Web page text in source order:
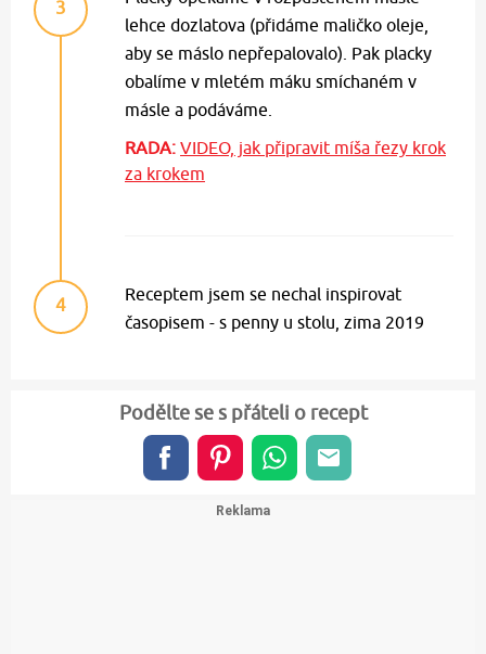
3
lehce dozlatova (přidáme maličko oleje,
aby se máslo nepřepalovalo). Pak placky
obalíme v mletém máku smíchaném v
másle a podáváme.
RADA: VIDEO, jak připravit míša řezy krok
za krokem
4
Receptem jsem se nechal inspirovat
časopisem - s penny u stolu, zima 2019
Podělte se s přáteli o recept